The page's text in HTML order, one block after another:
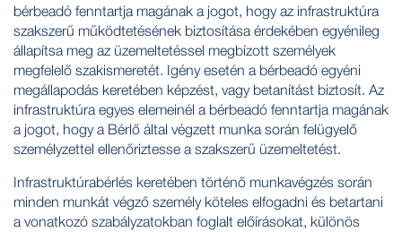
bérbeadó fenntartja magának a jogot, hogy az infrastruktúra
szakszerű működtetésének biztosítása érdekében egyénileg
állapítsa meg az üzemeltetéssel megbízott személyek
megfelelő szakismeretét. Igény esetén a bérbeadó egyéni
megállapodás keretében képzést, vagy betanítást biztosít. Az
infrastruktúra egyes elemeinél a bérbeadó fenntartja magának
a jogot, hogy a Bérlő által végzett munka során felügyelő
személyzettel ellenőriztesse a szakszerű üzemeltetést.
Infrastruktúrabérlés keretében történő munkavégzés során
minden munkát végző személy köteles elfogadni és betartani
a vonatkozó szabályzatokban foglalt előírásokat, különös